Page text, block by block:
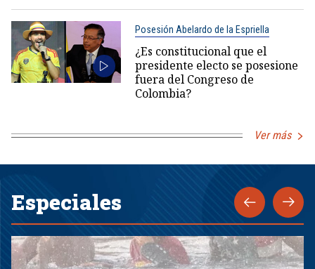
Posesión Abelardo de la Espriella
¿Es constitucional que el
presidente electo se posesione
fuera del Congreso de
Colombia?
Ver más
Especiales